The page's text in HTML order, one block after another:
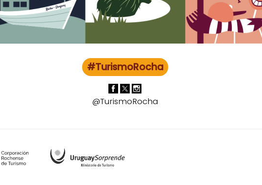
#TurismoRocha
@TurismoRocha